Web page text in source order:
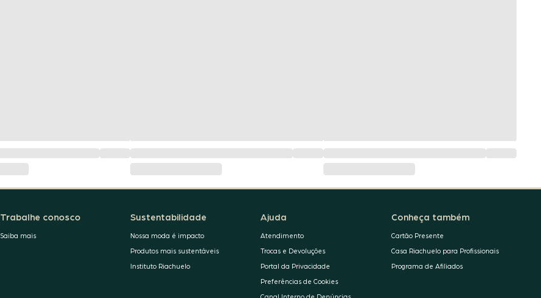
Trabalhe conosco
Saiba mais
Sustentabilidade
Nossa moda é impacto
Produtos mais sustentáveis
Instituto Riachuelo
Ajuda
Atendimento
Trocas e Devoluções
Portal da Privacidade
Preferências de Cookies
Conheça também
Cartão Presente
Casa Riachuelo para Profissionais
Programa de Afiliados